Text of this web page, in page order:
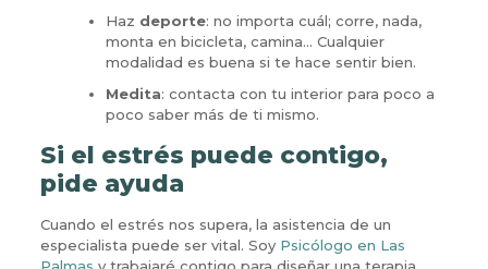
Haz deporte: no importa cuál; corre, nada,
monta en bicicleta, camina… Cualquier
modalidad es buena si te hace sentir bien.
Medita: contacta con tu interior para poco a
poco saber más de ti mismo.
Si el estrés puede contigo,
pide ayuda
Cuando el estrés nos supera, la asistencia de un
especialista puede ser vital. Soy Psicólogo en Las